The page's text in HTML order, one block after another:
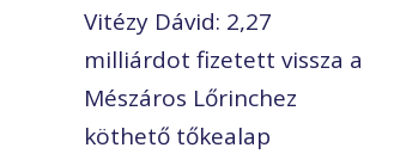
Vitézy Dávid: 2,27
milliárdot fizetett vissza a
Mészáros Lőrinchez
köthető tőkealap